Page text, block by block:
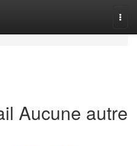
Aucune autre